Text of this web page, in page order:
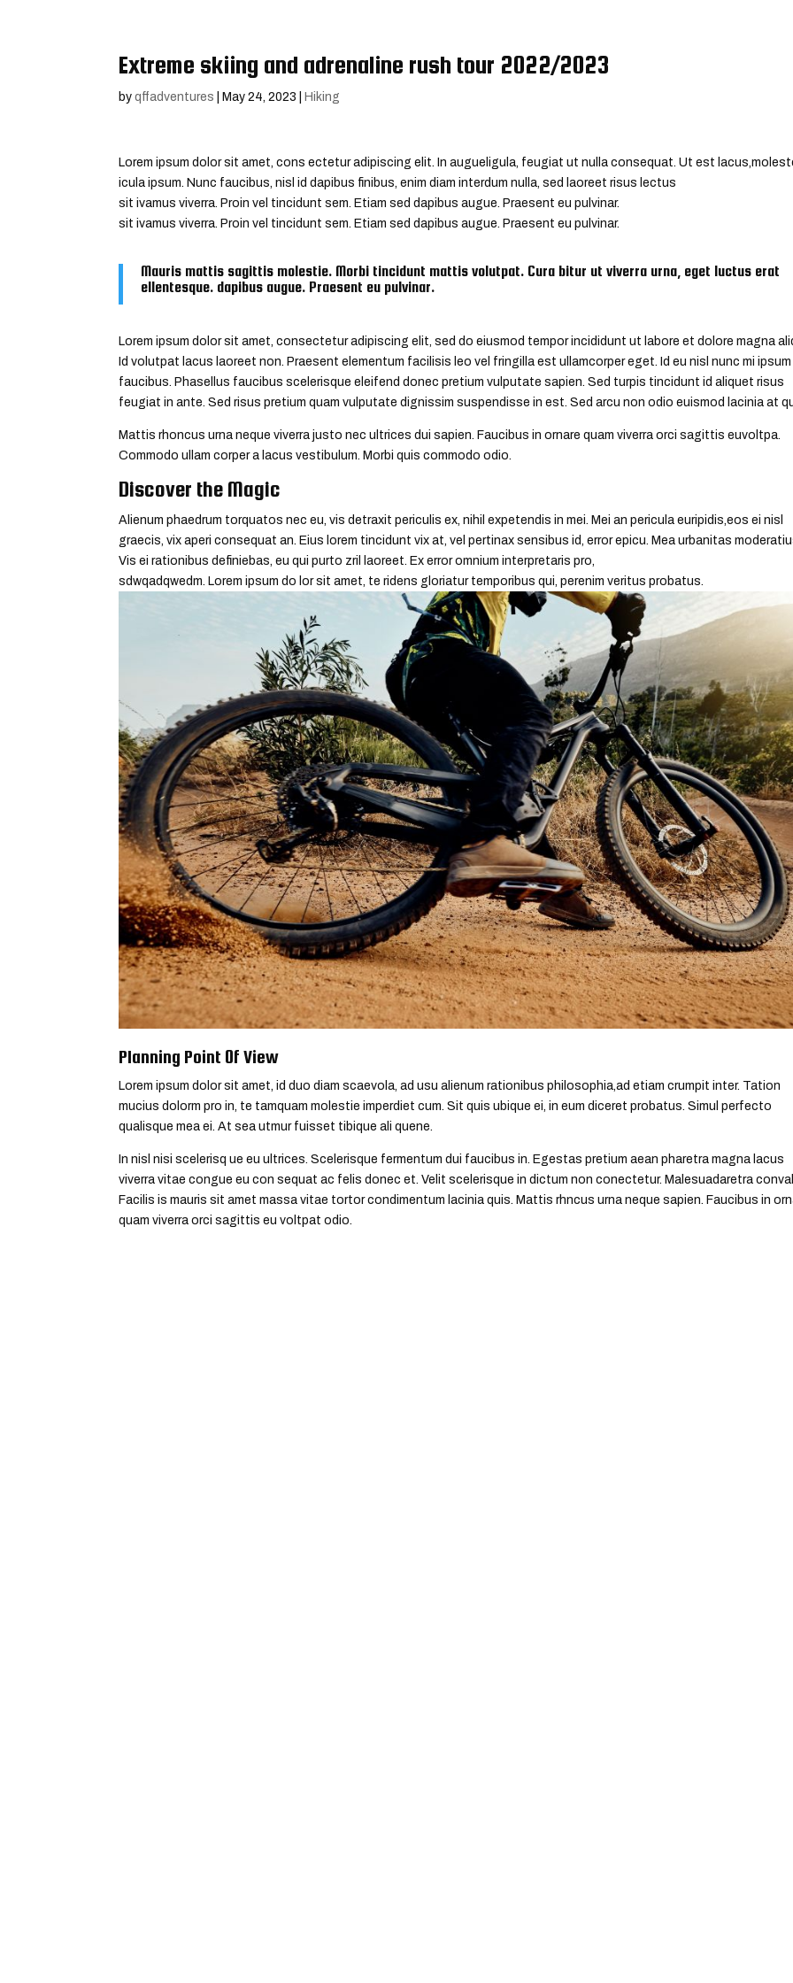
Extreme skiing and adrenaline rush tour 2022/2023
byqffadventures May 24, 2023 Hiking
Lorem ipsum dolor sit amet, cons ectetur adipiscing elit. In augueligula, feugiat ut nulla consequat. Ut est
icula ipsum. Nunc faucibus, nisl id dapibus finibus, enim diam interdum nulla, sed laoreet risus lectus
sit ivamus viverra. Proin vel tincidunt sem. Etiam sed dapibus augue. Praesent eu pulvinar.
sit ivamus viverra. Proin vel tincidunt sem. Etiam sed dapibus augue. Praesent eu pulvinar.
Mauris mattis sagittis molestie. Morbi tincidunt mattis volutpat. Cura bitur ut viverra urna, eget luctus erat
ellentesque. dapibus augue. Praesent eu pulvinar.
Lorem ipsum dolor sit amet, consectetur adipiscing elit, sed do eiusmod tempor incididunt ut labore et dolore magna
Id volutpat lacus laoreet non. Praesent elementum facilisis leo vel fringilla est ullamcorper eget. Id eu nisl nunc mi ipsum
faucibus. Phasellus faucibus scelerisque eleifend donec pretium vulputate sapien. Sed turpis tincidunt id aliquet risus
feugiat in ante. Sed risus pretium quam vulputate dignissim suspendisse in est. Sed arcu non odio euismod lacinia at
Mattis rhoncus urna neque viverra justo nec ultrices dui sapien. Faucibus in ornare quam viverra orci sagittis euvoltpa.
Commodo ullam corper a lacus vestibulum. Morbi quis commodo odio.
Discover the Magic
Alienum phaedrum torquatos nec eu, vis detraxit periculis ex, nihil expetendis in mei. Mei an pericula euripidis,eos ei nisl
graecis, vix aperi consequat an. Eius lorem tincidunt vix at, vel pertinax sensibus id, error epicu. Mea urbanitas
Vis ei rationibus definiebas, eu qui purto zril laoreet. Ex error omnium interpretaris pro,
sdwqadqwedm. Lorem ipsum do lor sit amet, te ridens gloriatur temporibus qui, perenim veritus probatus.
Planning Point Of View
Lorem ipsum dolor sit amet, id duo diam scaevola, ad usu alienum rationibus philosophia,ad etiam crumpit inter. Tation
mucius dolorm pro in, te tamquam molestie imperdiet cum. Sit quis ubique ei, in eum diceret probatus. Simul perfecto
qualisque mea ei. At sea utmur fuisset tibique ali quene.
In nisl nisi scelerisq ue eu ultrices. Scelerisque fermentum dui faucibus in. Egestas pretium aean pharetra magna lacus
viverra vitae congue eu con sequat ac felis donec et. Velit scelerisque in dictum non conectetur. Malesuadaretra
Facilis is mauris sit amet massa vitae tortor condimentum lacinia quis. Mattis rhncus urna neque sapien. Faucibus in
quam viverra orci sagittis eu voltpat odio.